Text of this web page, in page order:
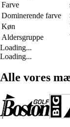
Farve
Dominerende farve
Køn
Aldersgruppe
Loading...
Loading...
Alle vores